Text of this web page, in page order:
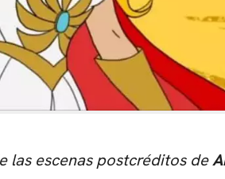
las escenas postcréditos de